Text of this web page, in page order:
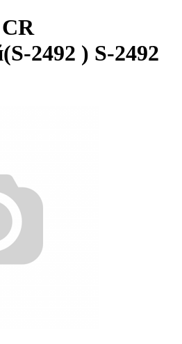
2492 ) S-2492